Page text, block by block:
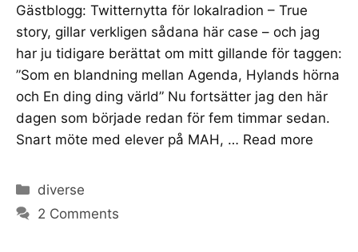
Gästblogg: Twitternytta för lokalradion – True
story, gillar verkligen sådana här case – och jag
har ju tidigare berättat om mitt gillande för taggen:
”Som en blandning mellan Agenda, Hylands hörna
och En ding ding värld” Nu fortsätter jag den här
dagen som började redan för fem timmar sedan.
Snart möte med elever på MAH, … Read more
Categories
diverse
2 Comments